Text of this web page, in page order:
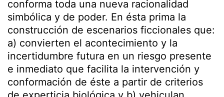
conforma toda una nueva racionalidad
simbólica y de poder. En ésta prima la
construcción de escenarios ficcionales que:
a) convierten el acontecimiento y la
incertidumbre futura en un riesgo presente
e inmediato que facilita la intervención y
conformación de éste a partir de criterios